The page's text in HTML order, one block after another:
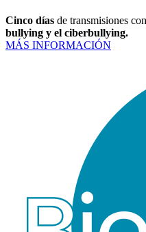
Cinco días de transmisiones
bullying y el ciberbullying.
MÁS INFORMACIÓN